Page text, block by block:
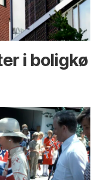
i boligkø